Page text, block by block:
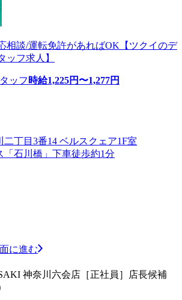
相談/運転免許があればOK【ツクイのデ
ッフ求人】
ッフ 時給1,225円〜1,277円
丁目3番14 ベルスクェア1F室
「石川橋」下車徒歩約1分
に進む
神奈川六会店［正社員］店長候補